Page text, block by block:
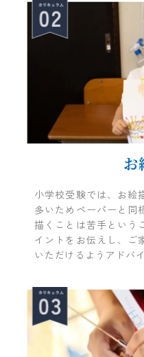
お
小学校受験では、お絵
多いためペーパーと同
描くことは苦手という
イントをお伝えし、ご
いただけるようアドバ